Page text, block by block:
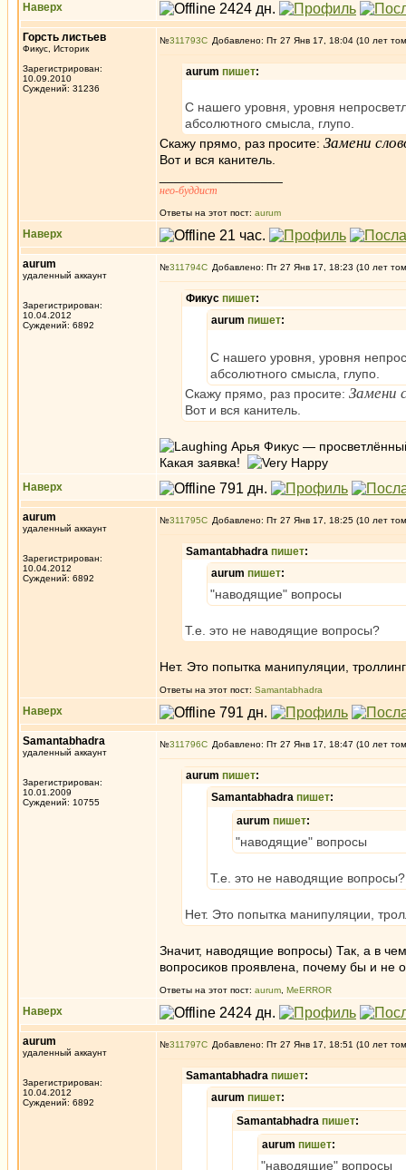
Наверх
Горсть листьев
Фикус, Историк
Зарегистрирован:
10.09.2010
Суждений: 31236
№311793 Добавлено: Пт 27 Янв 17, 18:04 (10 лет
aurum пишет:
С нашего уровня, уровня
абсолютного смысла, глупо.
Скажу прямо, раз просите: Замени
Вот и вся канитель.
нео-буддист
Ответы на этот пост: aurum
Наверх
aurum
удаленный аккаунт
Зарегистрирован:
10.04.2012
Суждений: 6892
№311794 Добавлено: Пт 27 Янв 17, 18:23 (10 лет
Фикус пишет:
aurum пишет:
С нашего уровня, уровня
абсолютного смысла, глупо.
Скажу прямо, раз просите: Замени
Вот и вся канитель.
Арья Фикус —
Какая заявка!
Наверх
aurum
удаленный аккаунт
Зарегистрирован:
10.04.2012
Суждений: 6892
№311795 Добавлено: Пт 27 Янв 17, 18:25 (10 лет
Samantabhadra пишет:
aurum пишет:
"наводящие" вопросы
Т.е. это не наводящие вопросы?
Нет. Это попытка манипуляции,
Ответы на этот пост: Samantabhadra
Наверх
Samantabhadra
удаленный аккаунт
Зарегистрирован:
10.01.2009
Суждений: 10755
№311796 Добавлено: Пт 27 Янв 17, 18:47 (10 лет
aurum пишет:
Samantabhadra пишет:
aurum пишет:
"наводящие" вопросы
Т.е. это не наводящие вопросы?
Нет. Это попытка манипуляции,
Значит, наводящие вопросы) Так, а в
вопросиков проявлена, почему бы и не
Ответы на этот пост: aurum MeERROR
Наверх
aurum
удаленный аккаунт
Зарегистрирован:
10.04.2012
Суждений: 6892
№311797 Добавлено: Пт 27 Янв 17, 18:51 (10 лет
Samantabhadra пишет:
aurum пишет:
Samantabhadra пишет:
aurum пишет:
"наводящие" вопросы